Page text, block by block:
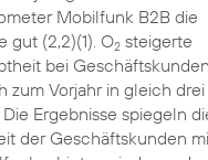
Mobilfunk B2B die
gut (2,2)(1). O2steigerte
bei
zum Vorjahr in gleich drei
Ergebnisse spiegeln
der Geschäftskunden